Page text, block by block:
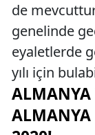
de
genelinde
eyaletlerde
yılı için
ALMANYA
ALMANYA